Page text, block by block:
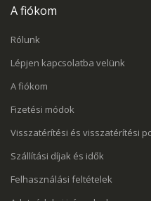
A fiókom
Rólunk
Lépjen kapcsolatba velünk
A fiókom
Fizetési módok
Visszatérítési és visszatérítési
Szállítási díjak és idők
Felhasználási feltételek